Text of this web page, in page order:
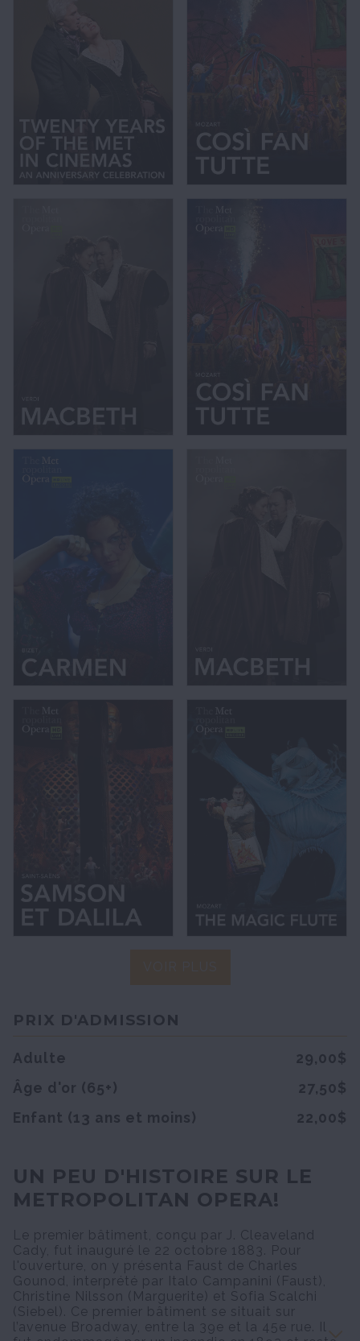
PRIX D'ADMISSION
Adulte
29,00$
Âge d'or (65+)
27,50$
Enfant (13 ans et moins)
22,00$
UN PEU D'HISTOIRE SUR LE
METROPOLITAN OPERA!
Le premier bâtiment, conçu par J. Cleaveland
Cady, fut inauguré le 22 octobre 1883. Pour
l'ouverture, on y présenta Faust de Charles
Gounod, interprété par Italo Campanini (Faust),
Christine Nilsson (Marguerite) et Sofia Scalchi
(Siebel). Ce premier bâtiment se situait sur
l’avenue Broadway, entre la 39e et la 45e rue. Il